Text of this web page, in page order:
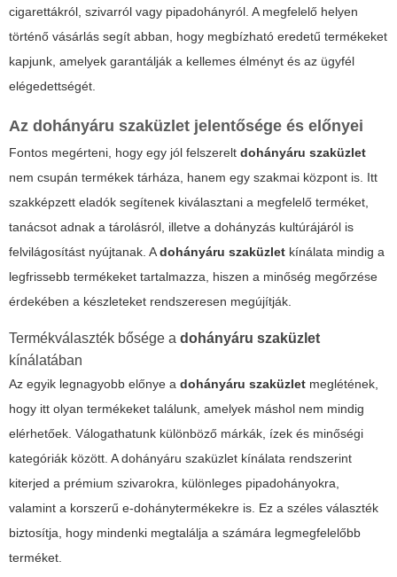
cigarettákról, szivarról vagy pipadohányról. A megfelelő helyen
történő vásárlás segít abban, hogy megbízható eredetű termékeket
kapjunk, amelyek garantálják a kellemes élményt és az ügyfél
elégedettségét.
Az dohányáru szaküzlet jelentősége és előnyei
Fontos megérteni, hogy egy jól felszerelt dohányáru szaküzlet
nem csupán termékek tárháza, hanem egy szakmai központ is. Itt
szakképzett eladók segítenek kiválasztani a megfelelő terméket,
tanácsot adnak a tárolásról, illetve a dohányzás kultúrájáról is
felvilágosítást nyújtanak. Adohányáru szaküzlet kínálata mindig a
legfrissebb termékeket tartalmazza, hiszen a minőség megőrzése
érdekében a készleteket rendszeresen megújítják.
Termékválaszték bősége a dohányáru szaküzlet
kínálatában
Az egyik legnagyobb előnye a dohányáru szaküzlet meglétének,
hogy itt olyan termékeket találunk, amelyek máshol nem mindig
elérhetőek. Válogathatunk különböző márkák, ízek és minőségi
kategóriák között. Adohányáru szaküzlet kínálata rendszerint
kiterjed a prémium szivarokra, különleges pipadohányokra,
valamint a korszerű e-dohánytermékekre is. Ez a széles választék
biztosítja, hogy mindenki megtalálja a számára legmegfelelőbb
terméket.